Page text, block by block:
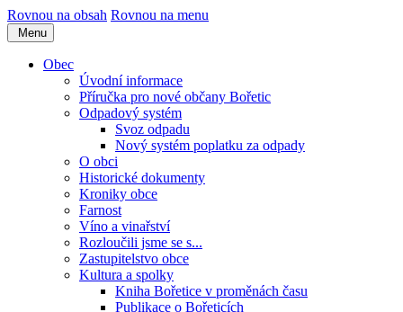
Rovnou na obsah Rovnou na menu
Menu
Obec
Úvodní informace
Příručka pro nové občany Bořetic
Odpadový systém
Svoz odpadu
Nový systém poplatku za odpady
O obci
Historické dokumenty
Kroniky obce
Farnost
Víno a vinařství
Rozloučili jsme se s...
Zastupitelstvo obce
Kultura a spolky
Kniha Bořetice v proměnách času
Publikace o Bořeticích